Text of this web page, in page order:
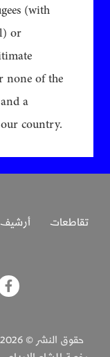
(with
or
none of the
a
country.
تقاطعات أرشيف
حقوق النشر © 2026 ·